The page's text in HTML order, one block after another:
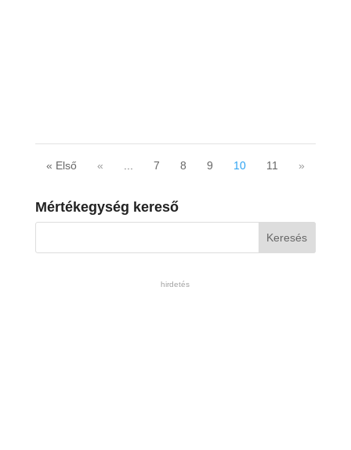
« Első « 7 8 9 10 11 »
Mértékegység kereső
hirdetés